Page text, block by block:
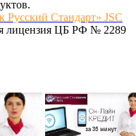
Русский Стандарт» JSC
лицензия ЦБ РФ № 2289